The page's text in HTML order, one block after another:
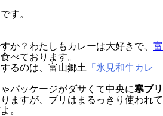
す。
か？わたしもカレーは大好きで、 富
べております。
るのは、富山郷土
「氷見和牛カレ
パッケージがダサくて中央に寒ブリ
ますが、ブリはまるっきり使われて
。